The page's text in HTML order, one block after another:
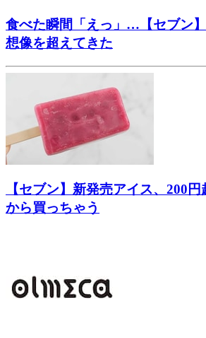
食べた瞬間「えっ」…【セブン
想像を超えてきた
【セブン】新発売アイス、200
から買っちゃう